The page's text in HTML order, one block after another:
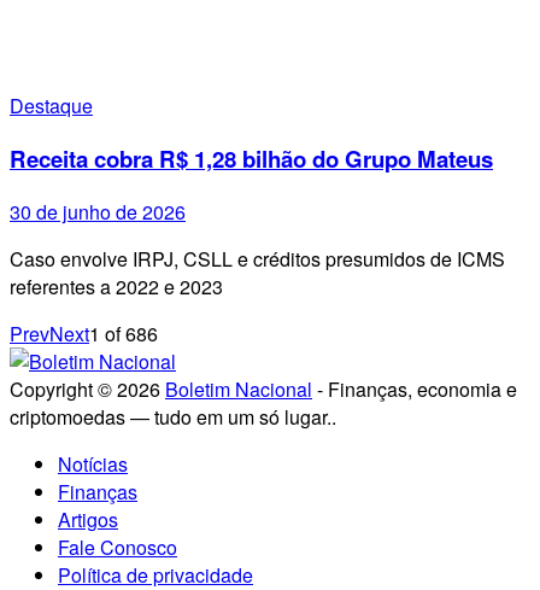
Destaque
Receita cobra R$ 1,28 bilhão do Grupo Mateus
30 de junho de 2026
Caso envolve IRPJ, CSLL e créditos presumidos de ICMS
referentes a 2022 e 2023
PrevNext1 of686
Copyright © 2026 Boletim Nacional - Finanças, economia e
criptomoedas — tudo em um só lugar..
Notícias
Finanças
Artigos
Fale Conosco
Política de privacidade